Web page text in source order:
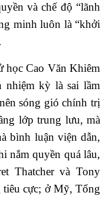
và chế độ “lãnh
minh luôn là “khởi
.
học Cao Văn Khiêm
nhiệm kỳ là sai lầm
sóng gió chính trị
lớp trung lưu, mà
bình luận viện dẫn,
nắm quyền quá lâu,
Thatcher và Tony
tiêu cực; ở Mỹ, Tổng